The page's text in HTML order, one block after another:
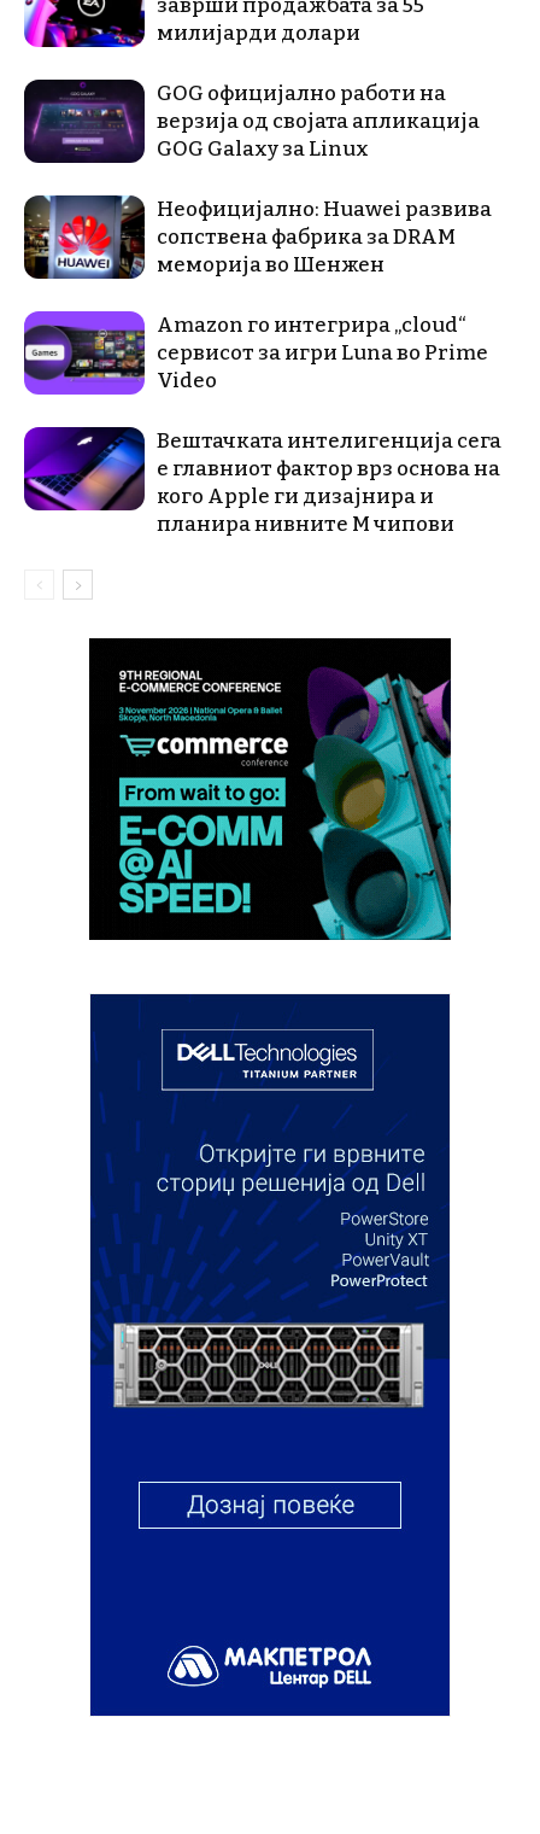
заврши продажбата за 55
милијарди долари
GOG официјално работи на
верзија од својата апликација
GOG Galaxy за Linux
Неофицијално: Huawei развива
сопствена фабрика за DRAM
меморија во Шенжен
Amazon го интегрира „cloud“
сервисот за игри Luna во Prime
Video
Вештачката интелигенција сега
е главниот фактор врз основа на
кого Apple ги дизајнира и
планира нивните М чипови